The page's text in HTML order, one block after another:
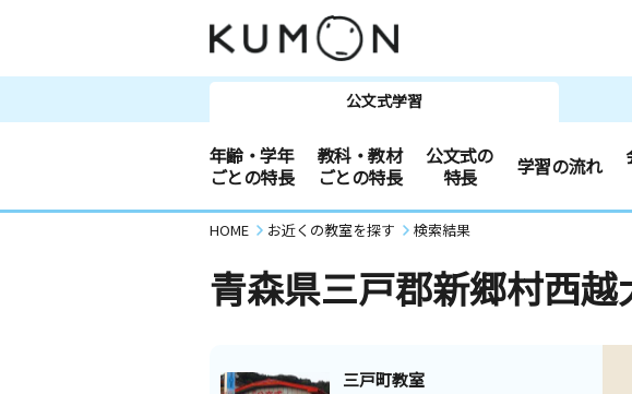
公文式学習
年齢・学年
ごとの特長
教科・教材
ごとの特長
公文式の
特長
学習の流れ
HOME お近くの教室を探す 検索結果
青森県三戸郡新郷村西越
三戸町教室